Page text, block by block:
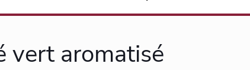
vert aromatisé